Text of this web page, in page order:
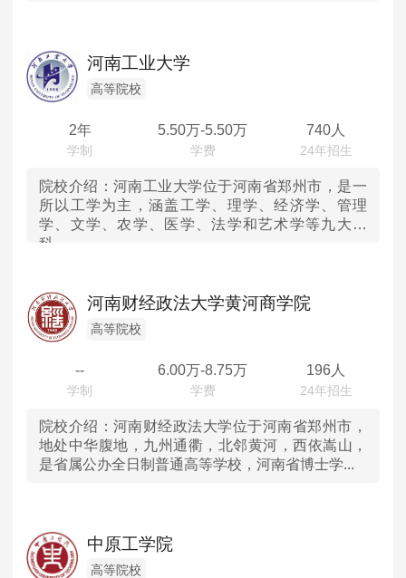
湖北
广东
重庆
陕西
广西
贵州
甘肃
河南工业大学
高等院校
2年 5.50万-5.50万 740人
院校介绍： 河南工业大学位于河南省郑州市，是一
所以工学为主，涵盖工学、理学、经济学、管理
学、文学、农学、医学、法学和艺术学等九大学
科...
河南财经政法大学黄河商学院
高等院校
-- 6.00万-8.75万 196人
院校介绍： 河南财经政法大学位于河南省郑州市，
地处中华腹地，九州通衢，北邻黄河，西依嵩山，
是省属公办全日制普通高等学校，河南省博士学...
中原工学院
高等院校